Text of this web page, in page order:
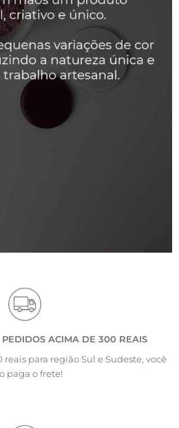
PEDIDOS ACIMA DE 300 REAIS
para região Sul e Sudeste, você
paga o frete!